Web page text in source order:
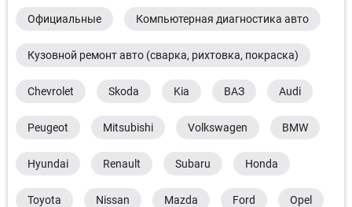
Официальные Компьютерная диагностика авто
Кузовной ремонт авто (сварка, рихтовка, покраска)
Chevrolet Skoda Kia ВАЗ Audi
Peugeot Mitsubishi Volkswagen BMW
Hyundai Renault Subaru Honda
Toyota Nissan Mazda Ford Opel